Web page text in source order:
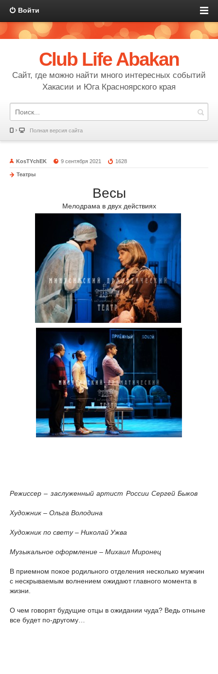
Войти
Club Life Abakan
Сайт, где можно найти много интересных событий
Хакасии и Юга Красноярского края
Полная версия сайта
KosTYchEK 9 сентября 2021 1628
Театры
Весы
Мелодрама в двух действиях
Режиссер – заслуженный артист России Сергей Быков
Художник – Ольга Володина
Художник по свету – Николай Ужва
Музыкальное оформление – Михаил Миронец
В приемном покое родильного отделения несколько мужчин
с нескрываемым волнением ожидают главного момента в
жизни.
О чем говорят будущие отцы в ожидании чуда? Ведь отныне
все будет по-другому…